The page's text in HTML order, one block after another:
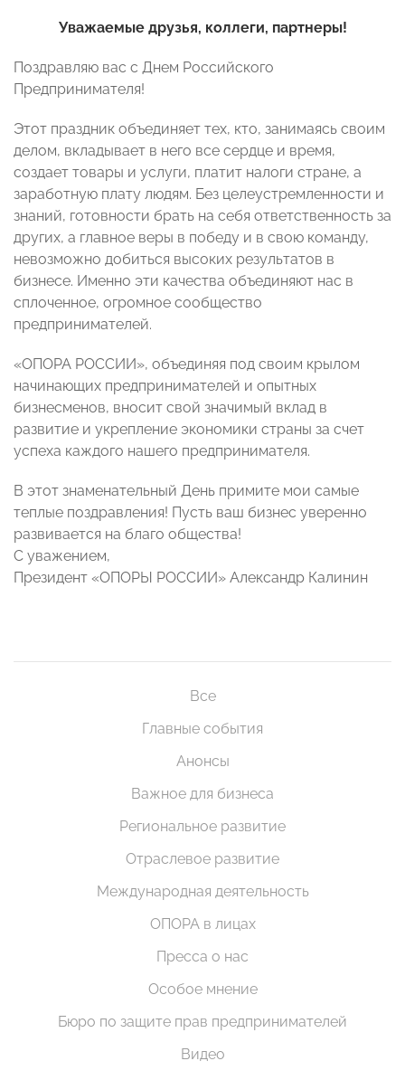
Уважаемые друзья, коллеги, партнеры!
Поздравляю вас с Днем Российского
Предпринимателя!
Этот праздник объединяет тех, кто, занимаясь своим
делом, вкладывает в него все сердце и время,
создает товары и услуги, платит налоги стране, а
заработную плату людям. Без целеустремленности и
знаний, готовности брать на себя ответственность за
других, а главное веры в победу и в свою команду,
невозможно добиться высоких результатов в
бизнесе. Именно эти качества объединяют нас в
сплоченное, огромное сообщество
предпринимателей.
«ОПОРА РОССИИ», объединяя под своим крылом
начинающих предпринимателей и опытных
бизнесменов, вносит свой значимый вклад в
развитие и укрепление экономики страны за счет
успеха каждого нашего предпринимателя.
В этот знаменательный День примите мои самые
теплые поздравления! Пусть ваш бизнес уверенно
развивается на благо общества!
С уважением,
Президент «ОПОРЫ РОССИИ» Александр Калинин
Все
Главные события
Анонсы
Важное для бизнеса
Региональное развитие
Отраслевое развитие
Международная деятельность
ОПОРА в лицах
Пресса о нас
Особое мнение
Бюро по защите прав предпринимателей
Видео